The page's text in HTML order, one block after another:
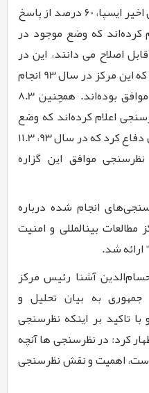
ایسپا،۶0درصد از پاسخ
کرده‌اند که وضع موجود در
اصلاح می دانند، این در
این مرکز در سال93انجام
بوده‌اند. همچنین8.3
اعلام کرده‌اند که وضع
دفاع کرد که در سال93،11.3
موافق این گزاره
انجام شده درباره
بین­المللی و امنیت
شد.
آشنا رئیس مرکز
به بیان تحلیل و
تاکید بر اینکه نظرسنجی‌
کرد: در نظرسنجی ها آنچه
اهمیت و نقش نظرسنجی